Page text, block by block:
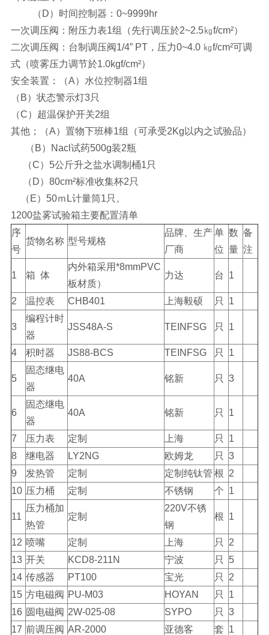
（D）时间控制器：0~9999hr
一次调压阀：附压力表1组（先行调压於2~2.5㎏f/cm²）
二次调压阀：台制调压阀1/4” PT，压力0~4.0 ㎏f/cm²可调
式（喷雾压力调节於1.0kgf/cm²）
安全装置：（A）水位控制器1组
（B）状态警示灯3只
（C）超温保护开关2组
其他；（A）置物下班棒1组（可承受2Kg以内之试验品）
（B）Nacl试药500g装2瓶
（C）5公斤升之盐水调制桶1只
（D）80cm²标准收集杯2只
（E）50ｍL计量筒1只。
1200盐雾试验箱主要配置清单
序
号
货物名称 型号规格
品牌、生产
厂商
单
位
数
量
备
注
1 箱 体
内外箱采用*8mmPVC
板材质）
力达 台 1
2 温控表 CHB401 上海毅硕 只 1
3
编程计时
器
JSS48A-S TEINFSG 只 1
4 积时器 JS88-BCS TEINFSG 只 1
5
固态继电
器
40A 铭新 只 3
6
固态继电
器
40A 铭新 只 1
7 压力表 定制 上海 只
1
8
继电器 LY2NG 欧姆龙 只
3
9
发热管 定制 定制纯钛管 根 2
10 压力桶 定制 不锈钢 个 1
11
压力桶加
热管
定制
220V不锈
钢
根 1
12 喷嘴 定制 上海 只
2
13 开关 KCD8-211N 宁波 只
5
14 传感器 PT100 宝光 只
2
15 方电磁阀 PU-M03 HOYAN 只
1
16 圆电磁阀 2W-025-08 SYPO 只
3
17 前调压阀 AR-2000 亚德客 套 1